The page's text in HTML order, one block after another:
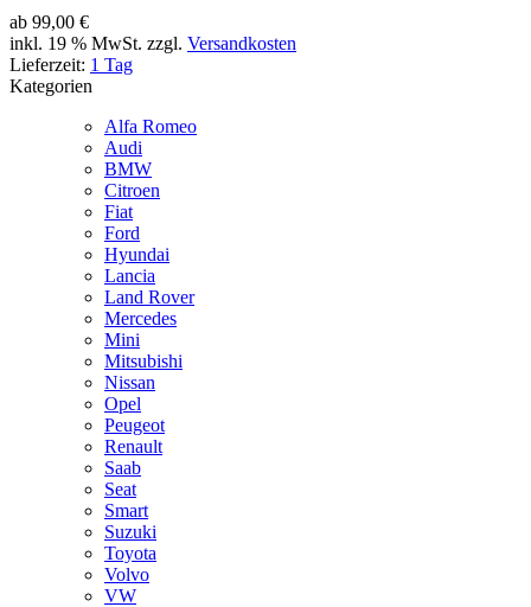
ab 99,00 €
inkl. 19 % MwSt. zzgl. Versandkosten
Lieferzeit: 1 Tag
Kategorien
Alfa Romeo
Audi
BMW
Citroen
Fiat
Ford
Hyundai
Lancia
Land Rover
Mercedes
Mini
Mitsubishi
Nissan
Opel
Peugeot
Renault
Saab
Seat
Smart
Suzuki
Toyota
Volvo
VW